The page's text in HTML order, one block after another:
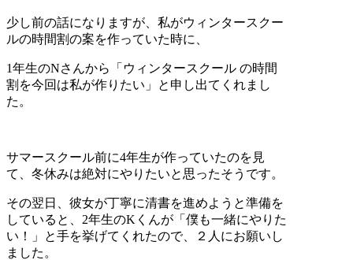
少し前の話になりますが、私がウィンタースクー
ルの時間割の案を作っていた時に、
1年生のNさんから「ウィンタースクール の時間
割を今回は私が作りたい」と申し出てくれまし
た。
サマースクール前に4年生が作っていたのを見
て、冬休みは絶対にやりたいと思ったそうです。
その翌日、彼女が丁寧に清書を進めようと準備を
していると、2年生のKくんが「僕も一緒にやりた
い！」と手を挙げてくれたので、２人にお願いし
ました。